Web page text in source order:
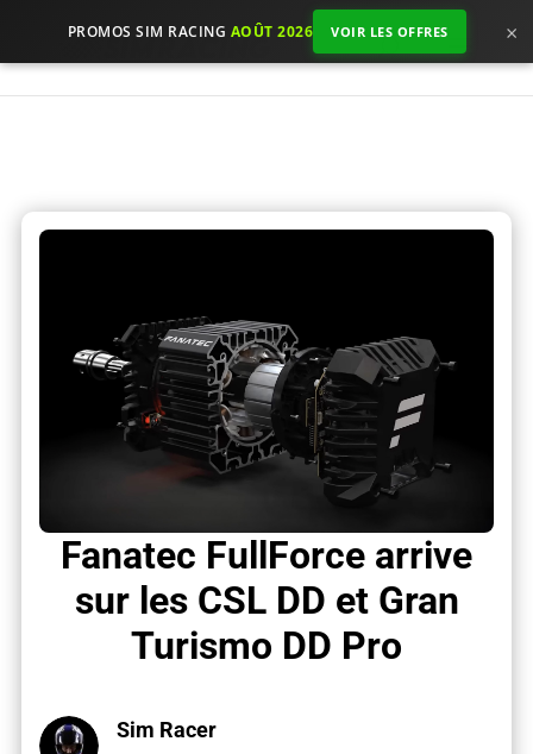
PROMOS SIM RACING AOÛT 2026 VOIR LES OFFRES ×
Fanatec FullForce arrive
sur les CSL DD et Gran
Turismo DD Pro
Sim Racer